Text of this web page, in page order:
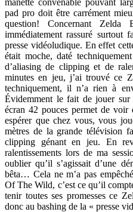
pad pro doit être carrément
question! Concernant
immédiatement rassuré surtout
presse vidéoludique. En effet
était moche, daté
d’aliasing de clipping et de
minutes en jeu, j’ai trouvé ce
techniquement, il n’a rien à
Évidemment le fait de jouer sur
écran 42 pouces permet de voir
espérer que chez vous, vous
mètres de la grande télévision
clipping génant en jeu. En
ralentissements lors de ma
oublier qu’il s’agissait d’une
bêta… Cela ne m’a pas
Of The Wild, c’est ce qu’il
tenir toutes ses promesses ce
donc au bashing de la « presse